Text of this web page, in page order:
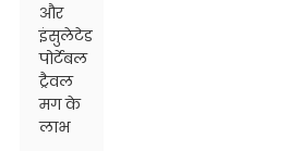
और
इंसुलेटेड
पोर्टेबल
ट्रैवल
मग के
लाभ